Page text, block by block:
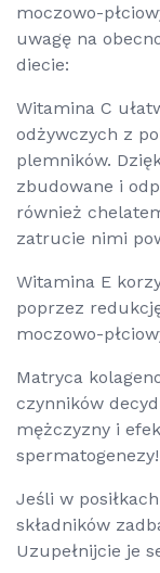
moczowo-
uwagę na
diecie:
Witamina C
odżywczych z
plemników.
zbudowane i
również
zatrucie nimi
Witamina E
poprzez
moczowo-
Matryca
czynników
mężczyzny i
spermatogenezy!
Jeśli w
składników
Uzupełnijcie je